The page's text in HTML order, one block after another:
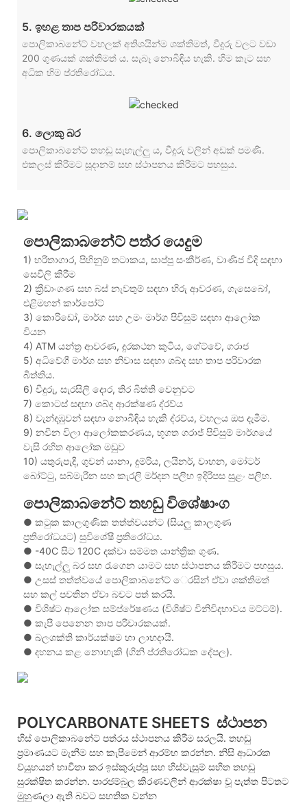
5. ඉහළ තාප පරිවාරකයක්
පොලිකාබනේට් වහලක් අතිශයින්ම ශක්තිමත්, වීදුරු වලට වඩා
200 ගුණයක් ශක්තිමත් ය. සැබෑ නොබිඳිය හැකි. හිම කැට සහ
අධික හිම ප්රතිරෝධය.
6. ලොකු බර
පොලිකාබනේට් තහඩු සැහැල්ලු ය, වීදුරු වලින් අඩක් පමණි.
එකලස් කිරීමට සූදානම් සහ ස්ථාපනය කිරීමට පහසුය.
පොලිකාබනේට් පත්ර යෙදුම
1) හරිතාගාර, පිහිනුම් තටාකය, සාප්පු සංකීර්ණ, වාණිජ වීදි සඳහා
සෙවිලි කිරීම
2) ක්‍රීඩාංගණ සහ බස් නැවතුම් සඳහා හිරු ආවරණ, ගැසෙබෝ,
එළිමහන් කාර්පෝට්
3) කොරිඩෝ, මාර්ග සහ උමං මාර්ග පිවිසුම් සඳහා ආලෝක
වියන
4) ATM යන්ත්‍ර ආවරණ, දුරකථන කුටිය, ගේට්වේ, ගරාජ
5) අධිවේගී මාර්ග සහ නිවාස සඳහා ශබ්ද සහ තාප පරිවාරක
බිත්තිය.
6) වීදුරු, සැරසිලි දොර, තිර බිත්ති වෙනුවට
7) කොටස් සඳහා ශබ්ද ආරක්ෂණ ද්රව්ය
8) වැන්දඹුවන් සඳහා නොබිඳිය හැකි ද්රව්ය, වහලය ඔප දැමීම.
9) නවීන විලා ආලෝකකරණය, භූගත ගරාජ් පිවිසුම් මාර්ගයේ
වැසි රහිත ආලෝක මඩුව
10) යතුරුපැදි, ගුවන් යානා, දුම්රිය, ලයිනර්, වාහන, මෝටර්
බෝට්ටු, සබ්මැරීන සහ කැරලි මර්දන පලිහ ඉදිරිපස සුළං පලිහ.
පොලිකාබනේට් තහඩු විශේෂාංග
● කටුක කාලගුණික තත්ත්වයන්ට (සියලු කාලගුණ
ප්‍රතිරෝධයට) සුවිශේෂී ප්‍රතිරෝධය.
● -40C සිට 120C දක්වා සම්මත යාන්ත්‍රික ගුණ.
● සැහැල්ලු බර සහ රැගෙන යාමට සහ ස්ථාපනය කිරීමට පහසුය.
● උසස් තත්ත්වයේ පොලිකාබනේට් ෙරසින් ඒවා ශක්තිමත්
සහ කල් පවතින ඒවා බවට පත් කරයි.
● විශිෂ්ට ආලෝක සම්ප්රේෂණය (විශිෂ්ට විනිවිදභාවය මට්ටම්).
● කැපී පෙනෙන තාප පරිවාරකයක්.
● බලශක්ති කාර්යක්ෂම හා ලාභදායී.
● දහනය කළ නොහැකි (ගිනි ප්රතිරෝධක දේපල).
POLYCARBONATE SHEETS ස්ථාපන
හිස් පොලිකාබනේට් පත්රය ස්ථාපනය කිරීම සරලයි. තහඩු
ප්‍රමාණයට මැනීම සහ කැපීමෙන් ආරම්භ කරන්න. නිසි ආධාරක
ව්යුහයන් භාවිතා කර ඉස්කුරුප්පු සහ හිස්වැසුම් සහිත තහඩු
සුරක්ෂිත කරන්න. පාරජම්බුල කිරණවලින් ආරක්ෂා වූ පැත්ත පිටතට
මුහුණලා ඇති බවට සහතික වන්න